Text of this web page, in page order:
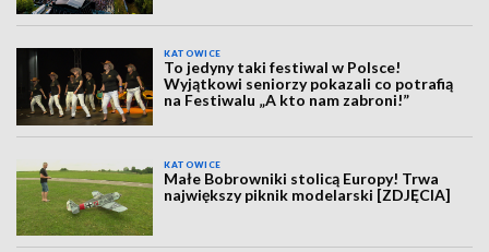
KATOWICE
To jedyny taki festiwal w Polsce!
Wyjątkowi seniorzy pokazali co potrafią
na Festiwalu „A kto nam zabroni!”
KATOWICE
Małe Bobrowniki stolicą Europy! Trwa
największy piknik modelarski [ZDJĘCIA]